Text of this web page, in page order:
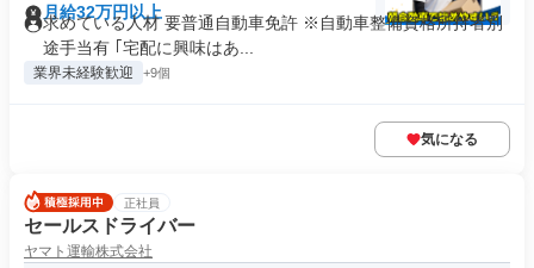
月給32万円以上
求めている人材 要普通自動車免許 ※自動車整備資格所持者別
途手当有 ｢宅配に興味はあ...
業界未経験歓迎 +9個
気になる
正社員
セールスドライバー
ヤマト運輸株式会社